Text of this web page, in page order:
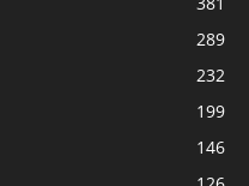
289
232
199
146